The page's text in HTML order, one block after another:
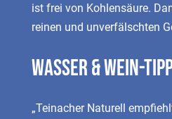
ist frei von Kohlensäure.
reinen und unverfälschten
Wasser & Wein-
„Teinacher Naturell